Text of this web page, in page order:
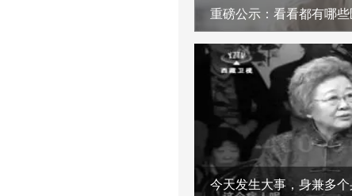
重磅公示：看看都有哪